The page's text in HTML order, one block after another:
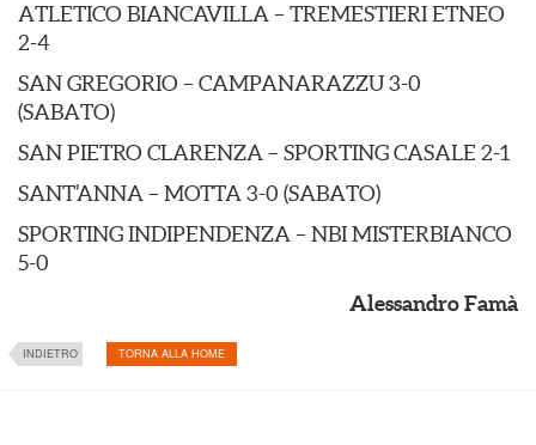
ATLETICO BIANCAVILLA – TREMESTIERI ETNEO
2-4
SAN GREGORIO – CAMPANARAZZU 3-0
(SABATO)
SAN PIETRO CLARENZA – SPORTING CASALE 2-1
SANT’ANNA – MOTTA 3-0 (SABATO)
SPORTING INDIPENDENZA – NBI MISTERBIANCO
5-0
Alessandro Famà
INDIETRO TORNA ALLA HOME